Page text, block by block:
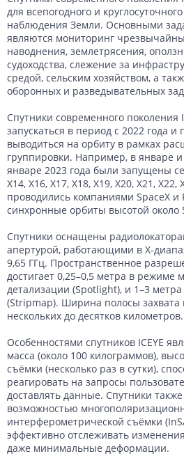
для всепогодного и
наблюдения Земли. Основными
являются мониторинг
наводнения, землетрясения,
судоходства, слежение за
средой, сельским хозяйством, а
оборонных и разведывательных
Спутники современного поколения
запускаться в период с 2022 года
выводиться на орбиту в рамках
группировки. Например, в январе
январе 2023 года были запущены
X14, X16, X17, X18, X19, X20, X21,
проводились компаниями SpaceX и
синхронные орбиты высотой около
Спутники оснащены
апертурой, работающими в X-
9,65 ГГц. Пространственное
достигает 0,25–0,5 метра в режиме
детализации (Spotlight), и 1–3
(Stripmap). Ширина полосы захвата
нескольких до десятков километров.
Особенностями спутников ICEYE
масса (около 100 килограммов),
съёмки (несколько раз в сутки),
реагировать на запросы
доставлять данные. Спутники
возможностью
интерферометрической съёмки
эффективно отслеживать
даже минимальные деформации.